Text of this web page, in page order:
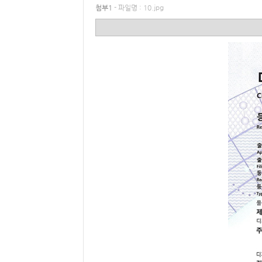
첨부1 - 파일명 : 10.jpg